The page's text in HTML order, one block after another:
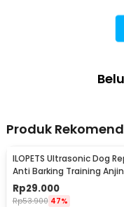
Produk
ILOPETS Ultrasonic Dog
Anti Barking Training
TJ-3008
Rp29.000
Rp53.900 47%